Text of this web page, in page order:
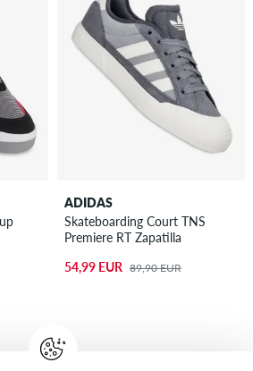
ADIDAS
Skateboarding Court TNS
Premiere RT Zapatilla
54,99 EUR 89,90 EUR